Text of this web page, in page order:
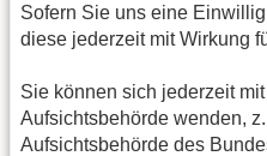
Sofern Sie uns eine
diese jederzeit mit Wirkung
Sie können sich jederzeit
Aufsichtsbehörde wenden,
Aufsichtsbehörde des